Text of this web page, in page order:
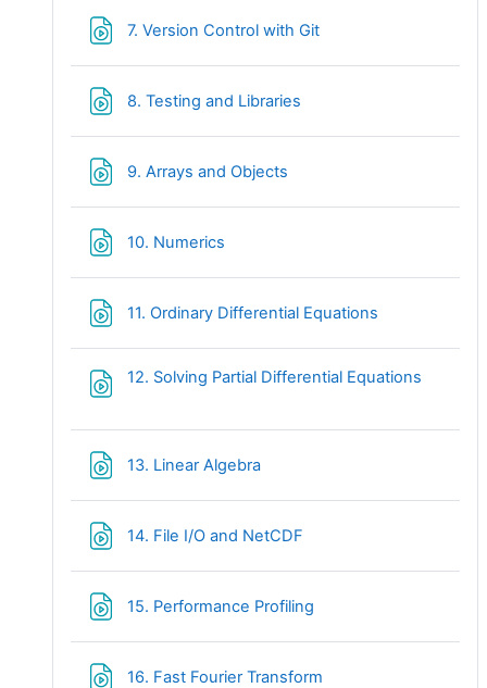
7. Version Control with Git
8. Testing and Libraries
9. Arrays and Objects
10. Numerics
11. Ordinary Differential Equations
12. Solving Partial Differential Equations
13. Linear Algebra
14. File I/O and NetCDF
15. Performance Profiling
16. Fast Fourier Transform